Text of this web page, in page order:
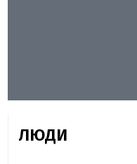
ЛЮДИ